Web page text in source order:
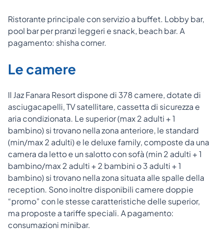
Ristorante principale con servizio a buffet. Lobby bar,
pool bar per pranzi leggeri e snack, beach bar. A
pagamento: shisha corner.
Le camere
Il Jaz Fanara Resort dispone di 378 camere, dotate di
asciugacapelli, TV satellitare, cassetta di sicurezza e
aria condizionata. Le superior (max 2 adulti + 1
bambino) si trovano nella zona anteriore, le standard
(min/max 2 adulti) e le deluxe family, composte da una
camera da letto e un salotto con sofà (min 2 adulti + 1
bambino/max 2 adulti + 2 bambini o 3 adulti + 1
bambino) si trovano nella zona situata alle spalle della
reception. Sono inoltre disponibili camere doppie
“promo” con le stesse caratteristiche delle superior,
ma proposte a tariffe speciali. A pagamento:
consumazioni minibar.